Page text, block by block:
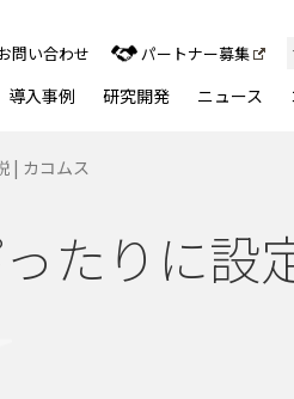
導入事例 研究開発 ニュース
問い合わせ パートナー募集
| カコムス
たりに設